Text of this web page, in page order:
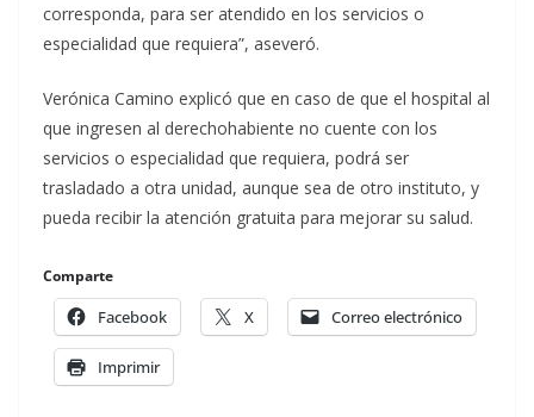
corresponda, para ser atendido en los servicios o
especialidad que requiera”, aseveró.
Verónica Camino explicó que en caso de que el hospital al
que ingresen al derechohabiente no cuente con los
servicios o especialidad que requiera, podrá ser
trasladado a otra unidad, aunque sea de otro instituto, y
pueda recibir la atención gratuita para mejorar su salud.
Comparte
Facebook X Correo electrónico
Imprimir